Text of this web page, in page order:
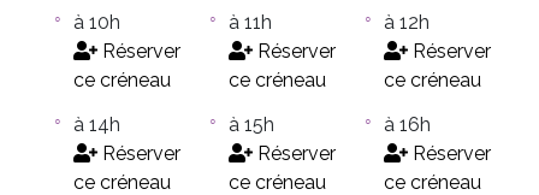
à 10h
Réserver
ce créneau
à 11h
Réserver
ce créneau
à 12h
Réserver
ce créneau
à 14h
Réserver
ce créneau
à 15h
Réserver
ce créneau
à 16h
Réserver
ce créneau